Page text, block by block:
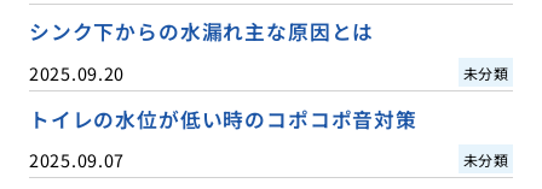
シンク下からの水漏れ主な原因とは
2025.09.20 未分類
トイレの水位が低い時のコポコポ音対策
2025.09.07 未分類